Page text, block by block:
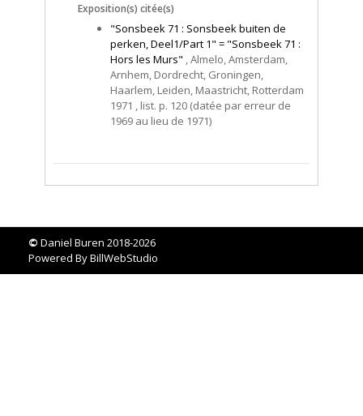
Exposition(s) citée(s)
"Sonsbeek 71 : Sonsbeek buiten de
perken, Deel1/Part 1" = "Sonsbeek 71 :
Hors les Murs" , Almelo, Amsterdam,
Arnhem, Dordrecht, Groningen,
Haarlem, Leiden, Maastricht, Rotterdam
1971 , list. p. 120 (datée par erreur de
1969 au lieu de 1971)
© Daniel Buren 2018-2026
Powered ByBillWebStudio